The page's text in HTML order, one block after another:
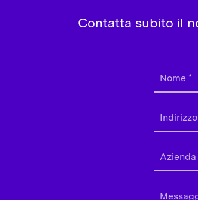
Contatta subito il